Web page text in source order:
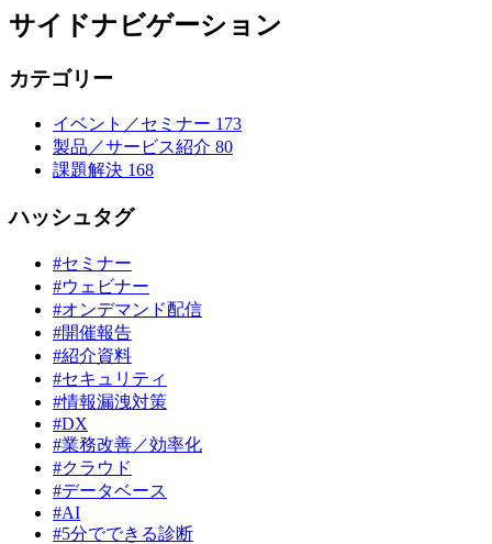
サイドナビゲーション
カテゴリー
イベント／セミナー 173
製品／サービス紹介 80
課題解決 168
ハッシュタグ
#セミナー
#ウェビナー
#オンデマンド配信
#開催報告
#紹介資料
#セキュリティ
#情報漏洩対策
#DX
#業務改善／効率化
#クラウド
#データベース
#AI
#5分でできる診断